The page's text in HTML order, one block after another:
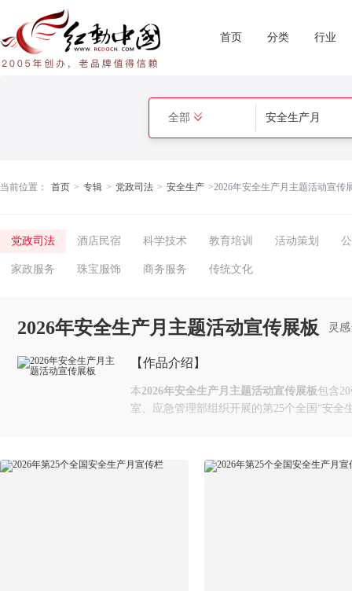
首页 分类 行业
全部
当前位置： 首页 > 专辑 > 党政司法 > 安全生产 >2026年安全生产月主题活动宣传
党政司法 酒店民宿 科学技术 教育培训 活动策划
家政服务 珠宝服饰 商务服务 传统文化
2026年安全生产月主题活动宣传展板 灵
【作品介绍】
本2026年安全生产月主题活动宣传展板包含
室、应急管理部组织开展的第25个全国“安